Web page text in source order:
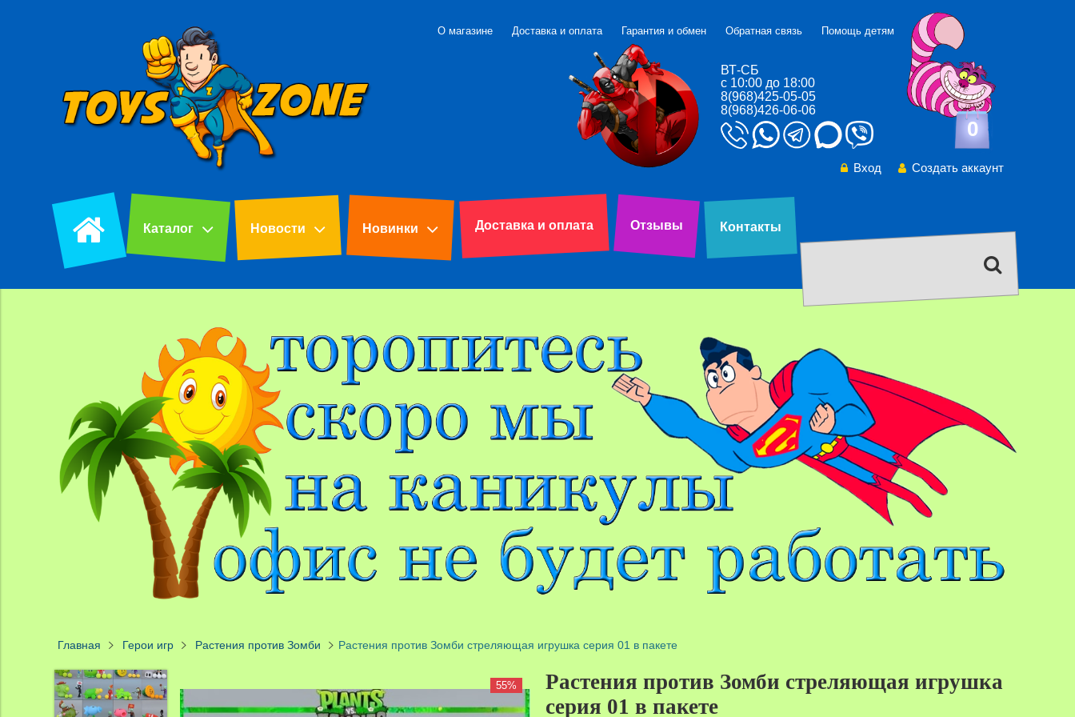
ВТ-СБ
с 10:00 до 18:00
8(968)425-05-05
8(968)426-06-06
О магазине Доставка и оплата Гарантия и обмен Обратная связь Помощь детям
0
Вход Создать аккаунт
Каталог Новости Новинки Доставка и оплата Отзывы Контакты
Главная Герои игр Растения против Зомби Растения против Зомби стреляющая игрушка серия 01 в пакете
55% 55% 55%
Растения против Зомби стреляющая игрушка
серия 01 в пакете